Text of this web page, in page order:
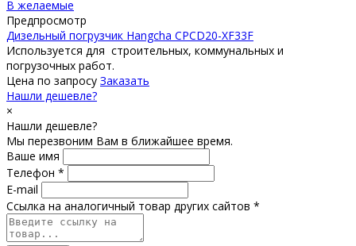
В желаемые
Предпросмотр
Дизельный погрузчик Hangcha CPCD20-XF33F
Используется для строительных, коммунальных и
погрузочных работ.
Цена по запросу Заказать
Нашли дешевле?
×
Нашли дешевле?
Мы перезвоним Вам в ближайшее время.
Ваше имя
Телефон *
E-mail
Ссылка на аналогичный товар других сайтов *